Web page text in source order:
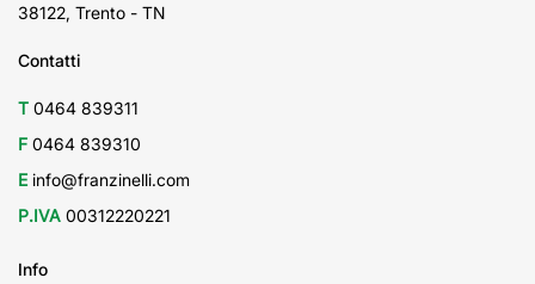
38122, Trento - TN
Contatti
T 0464 839311
F 0464 839310
E info@franzinelli.com
P.IVA 00312220221
Info